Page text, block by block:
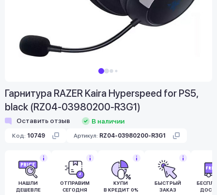
Гарнитура RAZER Kaira Hyperspeed for PS5,
black (RZ04-03980200-R3G1)
Оставить отзыв В наличии
Код: 10749 Артикул: RZ04-03980200-R3G1
НАШЛИ
ДЕШЕВЛЕ
ОТПРАВИМ
СЕГОДНЯ
КУПИ
В КРЕДИТ 0%
БЫСТРЫЙ
ЗАКАЗ